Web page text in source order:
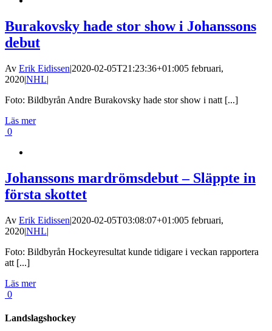
Burakovsky hade stor show i Johanssons
debut
Av Erik Eidissen|2020-02-05T21:23:36+01:005 februari,
2020|NHL|
Foto: Bildbyrån Andre Burakovsky hade stor show i natt [...]
Läs mer
0
Johanssons mardrömsdebut – Släppte in
första skottet
Av Erik Eidissen|2020-02-05T03:08:07+01:005 februari,
2020|NHL|
Foto: Bildbyrån Hockeyresultat kunde tidigare i veckan rapportera
att [...]
Läs mer
0
Landslagshockey